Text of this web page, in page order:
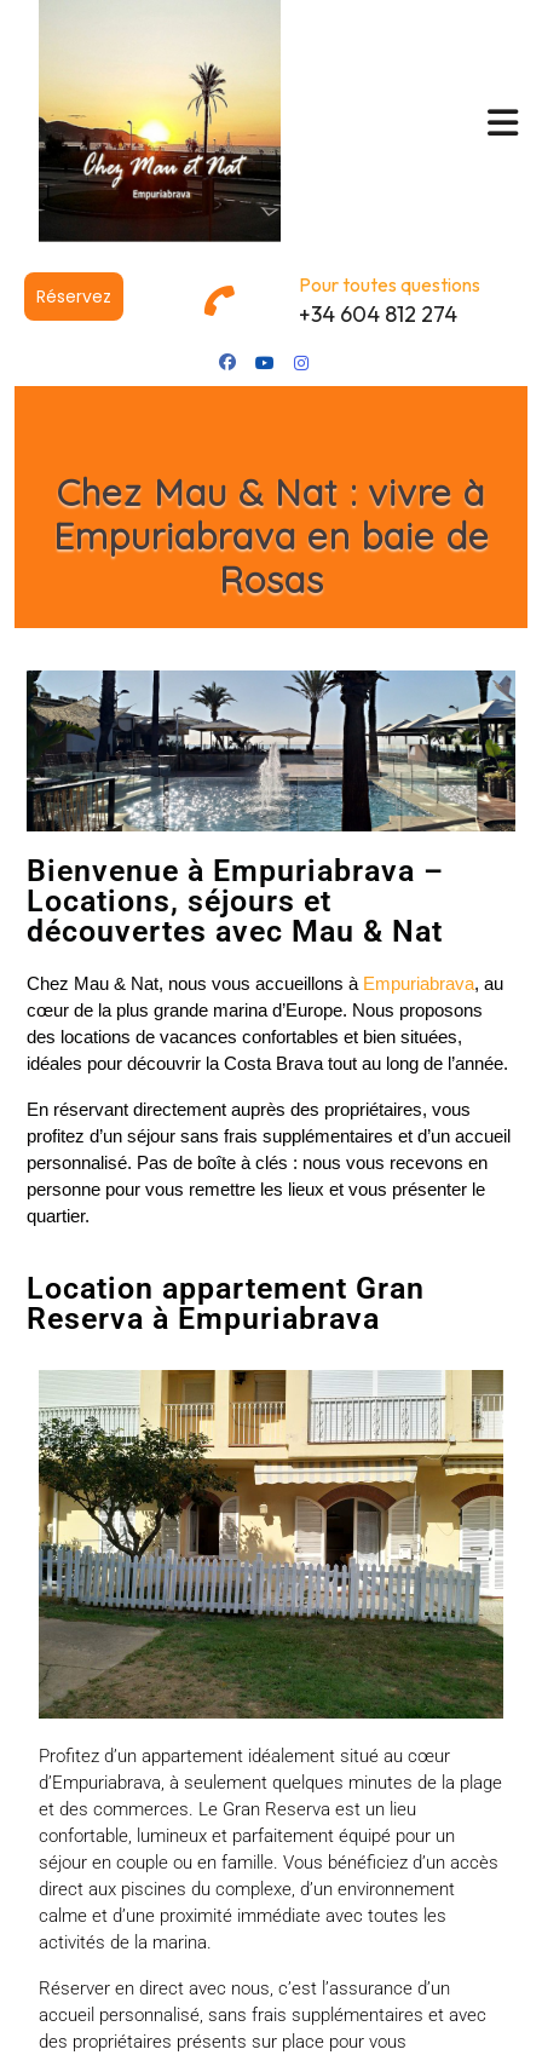
Réservez Pour toutes questions
+34 604 812 274
Chez Mau & Nat : vivre à
Empuriabrava en baie de
Rosas
Bienvenue à Empuriabrava –
Locations, séjours et
découvertes avec Mau & Nat
Chez Mau & Nat, nous vous accueillons à Empuriabrava, au
cœur de la plus grande marina d’Europe. Nous proposons
des locations de vacances confortables et bien situées,
idéales pour découvrir la Costa Brava tout au long de l’année.
En réservant directement auprès des propriétaires, vous
profitez d’un séjour sans frais supplémentaires et d’un accueil
personnalisé. Pas de boîte à clés : nous vous recevons en
personne pour vous remettre les lieux et vous présenter le
quartier.
Location appartement Gran
Reserva à Empuriabrava
Profitez d’un appartement idéalement situé au cœur
d’Empuriabrava, à seulement quelques minutes de la plage
et des commerces. Le Gran Reserva est un lieu
confortable, lumineux et parfaitement équipé pour un
séjour en couple ou en famille. Vous bénéficiez d’un accès
direct aux piscines du complexe, d’un environnement
calme et d’une proximité immédiate avec toutes les
activités de la marina.
Réserver en direct avec nous, c’est l’assurance d’un
accueil personnalisé, sans frais supplémentaires et avec
des propriétaires présents sur place pour vous